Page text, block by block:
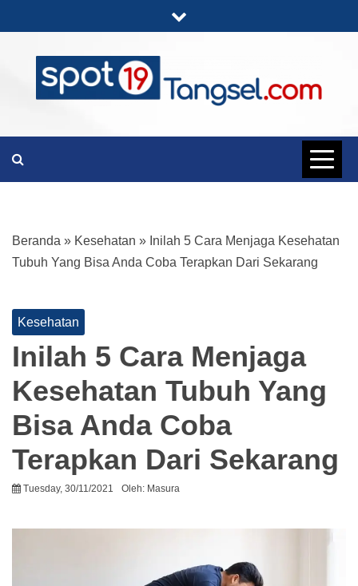
to
content
SPOT19
Beranda » Kesehatan » Inilah 5 Cara Menjaga Kesehatan
Tubuh Yang Bisa Anda Coba Terapkan Dari Sekarang
Kesehatan
Inilah 5 Cara Menjaga
Kesehatan Tubuh Yang
Bisa Anda Coba
Terapkan Dari Sekarang
Tuesday, 30/11/2021 Oleh: Masura